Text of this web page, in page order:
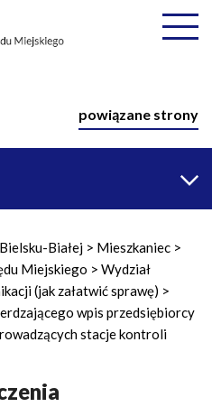
powiązane strony
Białej
Mieszkaniec
Miejskiego
Wydział
(jak załatwić sprawę)
wpis przedsiębiorcy
stacje kontroli